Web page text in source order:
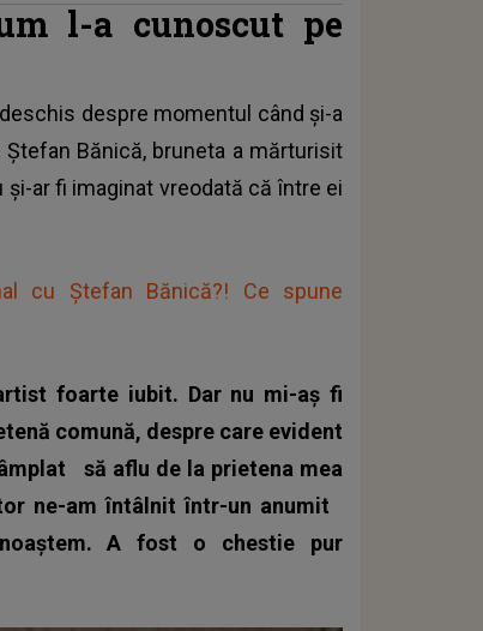
l-a cunoscut pe
despre momentul când și-a
Bănică, bruneta a mărturisit
ar fi imaginat vreodată că între ei
cu Ștefan Bănică?! Ce spune
foarte iubit. Dar nu mi-aș fi
comună, despre care evident
să aflu de la prietena mea
ne-am întâlnit într-un anumit
A fost o chestie pur